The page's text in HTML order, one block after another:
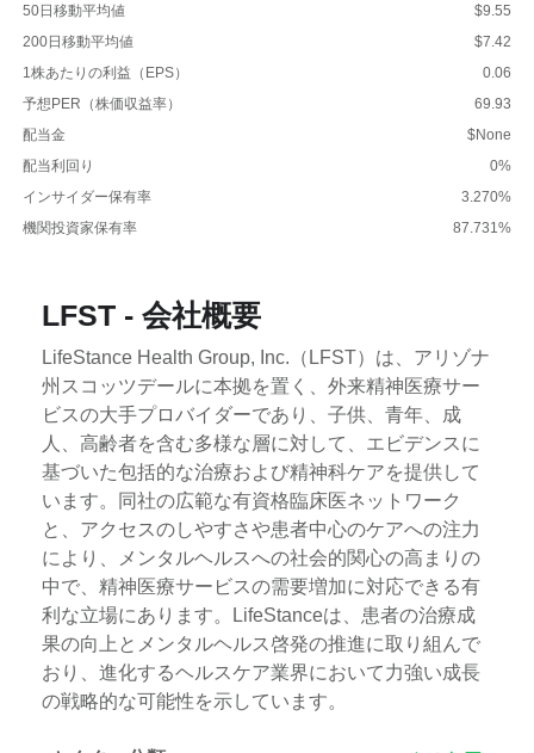
50日移動平均値
$9.55
200日移動平均値
$7.42
1株あたりの利益（EPS）
0.06
予想PER（株価収益率）
69.93
配当金
$None
配当利回り
0%
インサイダー保有率
3.270%
機関投資家保有率
87.731%
LFST - 会社概要
LifeStance Health Group, Inc.（LFST）は、アリゾナ
州スコッツデールに本拠を置く、外来精神医療サー
ビスの大手プロバイダーであり、子供、青年、成
人、高齢者を含む多様な層に対して、エビデンスに
基づいた包括的な治療および精神科ケアを提供して
います。同社の広範な有資格臨床医ネットワーク
と、アクセスのしやすさや患者中心のケアへの注力
により、メンタルヘルスへの社会的関心の高まりの
中で、精神医療サービスの需要増加に対応できる有
利な立場にあります。LifeStanceは、患者の治療成
果の向上とメンタルヘルス啓発の推進に取り組んで
おり、進化するヘルスケア業界において力強い成長
の戦略的な可能性を示しています。